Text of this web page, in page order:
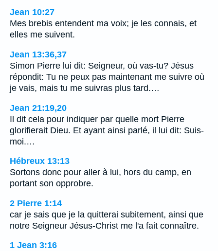
Jean 10:27
Mes brebis entendent ma voix; je les connais, et
elles me suivent.
Jean 13:36,37
Simon Pierre lui dit: Seigneur, où vas-tu? Jésus
répondit: Tu ne peux pas maintenant me suivre où
je vais, mais tu me suivras plus tard.…
Jean 21:19,20
Il dit cela pour indiquer par quelle mort Pierre
glorifierait Dieu. Et ayant ainsi parlé, il lui dit: Suis-
moi.…
Hébreux 13:13
Sortons donc pour aller à lui, hors du camp, en
portant son opprobre.
2 Pierre 1:14
car je sais que je la quitterai subitement, ainsi que
notre Seigneur Jésus-Christ me l'a fait connaître.
1 Jean 3:16